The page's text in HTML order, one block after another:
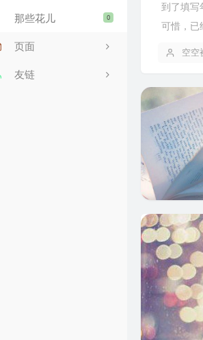
0
那些花儿
页面
远亲近邻
友链
到了填写
可惜，已
空空